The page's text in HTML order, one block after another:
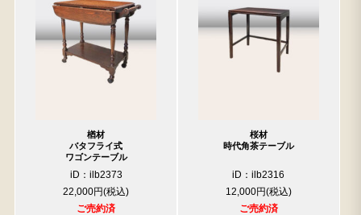
楢材
バタフライ式
ワゴンテーブル
iD：ilb2373
22,000円
ご売約済
桜材
時代角茶テーブル
iD：ilb2316
12,000円
ご売約済